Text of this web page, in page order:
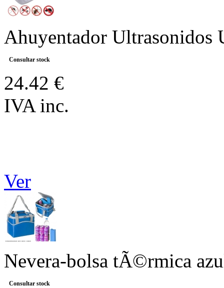
Ahuyentador Ultrasonidos
Consultar stock
24.42 €
IVA inc.
Ver
Nevera-bolsa tÃ©rmica
Consultar stock